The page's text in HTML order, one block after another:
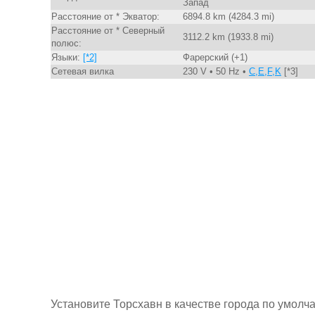
Запад
Расстояние от * Экватор:
6894.8 km (4284.3 mi)
Расстояние от * Северный
полюс:
3112.2 km (1933.8 mi)
Языки: [*2]
Фарерский (+1)
Сетевая вилка
230 V • 50 Hz • C,E,F,K [*3]
Установите Торсхавн в качестве города по